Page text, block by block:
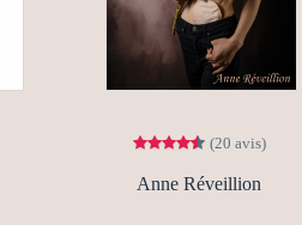
(20 avis)
Anne Réveillion